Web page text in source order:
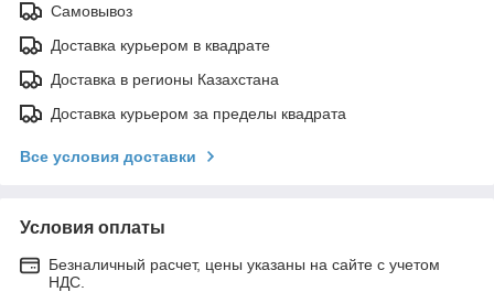
Самовывоз
Доставка курьером в квадрате
Доставка в регионы Казахстана
Доставка курьером за пределы квадрата
Все условия доставки
Условия оплаты
Безналичный расчет, цены указаны на сайте с учетом
НДС.